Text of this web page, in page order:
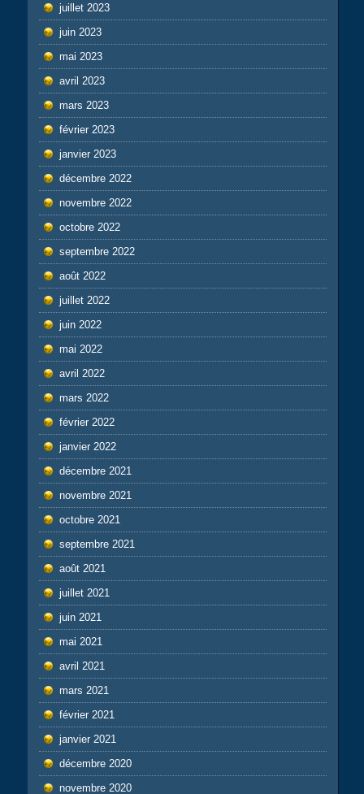
juillet 2023
juin 2023
mai 2023
avril 2023
mars 2023
février 2023
janvier 2023
décembre 2022
novembre 2022
octobre 2022
septembre 2022
août 2022
juillet 2022
juin 2022
mai 2022
avril 2022
mars 2022
février 2022
janvier 2022
décembre 2021
novembre 2021
octobre 2021
septembre 2021
août 2021
juillet 2021
juin 2021
mai 2021
avril 2021
mars 2021
février 2021
janvier 2021
décembre 2020
novembre 2020